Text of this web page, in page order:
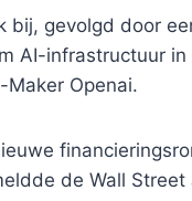
bij, gevolgd door
AI-infrastructuur
Openai.
de Wall Street